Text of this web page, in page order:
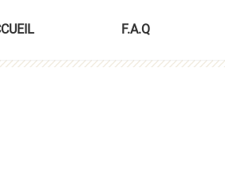
F.A.Q